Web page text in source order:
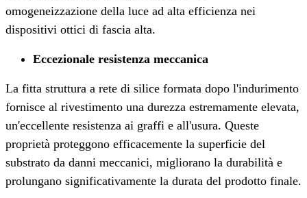
omogeneizzazione della luce ad alta efficienza nei
dispositivi ottici di fascia alta.
Eccezionale resistenza meccanica
La fitta struttura a rete di silice formata dopo l'indurimento
fornisce al rivestimento una durezza estremamente elevata,
un'eccellente resistenza ai graffi e all'usura. Queste
proprietà proteggono efficacemente la superficie del
substrato da danni meccanici, migliorano la durabilità e
prolungano significativamente la durata del prodotto finale.